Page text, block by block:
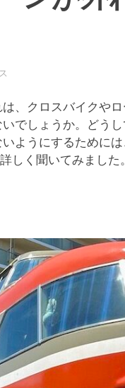
、クロスバイクや
でしょうか。どう
ようにするために
しく聞いてみました。